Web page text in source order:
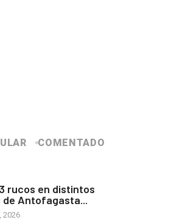
COMENTADO
rucos en distintos
Antofagasta...
2026